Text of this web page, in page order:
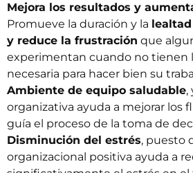
Mejora los resultados y
Promueve la duración y la
y reduce la frustración que
experimentan cuando no tienen
necesaria para hacer bien su
Ambiente de equipo saludable,
organizativa ayuda a mejorar los
guía el proceso de la toma de
Disminución del estrés, puesto
organizacional positiva ayuda a